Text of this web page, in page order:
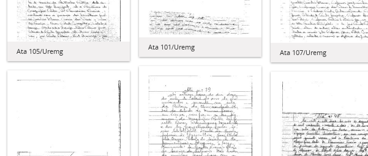
Ata 101/Uremg
Ata 105/Uremg Ata 107/Uremg